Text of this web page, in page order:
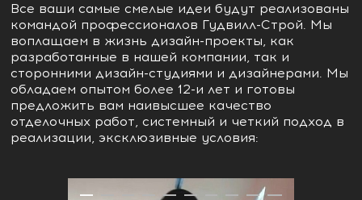
Все ваши самые смелые идеи будут реализованы
командой профессионалов Гудвилл-Строй. Мы
воплащаем в жизнь дизайн-проекты, как
разработанные в нашей компании, так и
сторонними дизайн-студиями и дизайнерами. Мы
обладаем опытом более 12-и лет и готовы
предложить вам наивысшее качество
отделочных работ, системный и четкий подход в
реализации, эксклюзивные условия: